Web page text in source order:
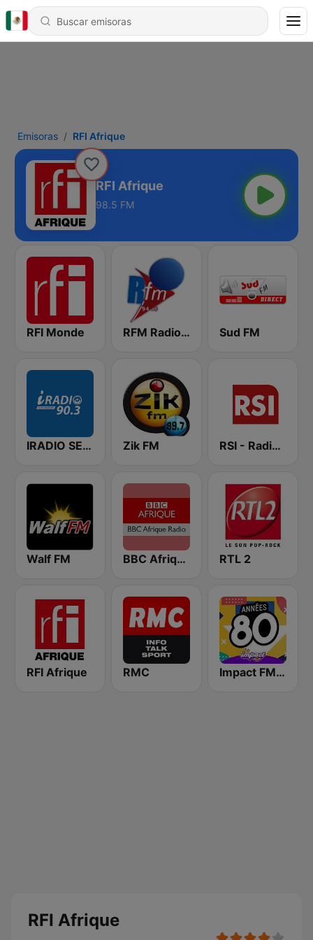
Emisoras RFI Afrique
RFI Afrique
98.5 FM
RFI Monde RFM Radio Futurs Medias 94.0 FM Sud FM
IRADIO SENEGAL Zik FM RSI - Radio Sénégal Internationale
Walf FM BBC Afrique RTL 2
RFI Afrique RMC Impact FM - Années 80
RFI Afrique